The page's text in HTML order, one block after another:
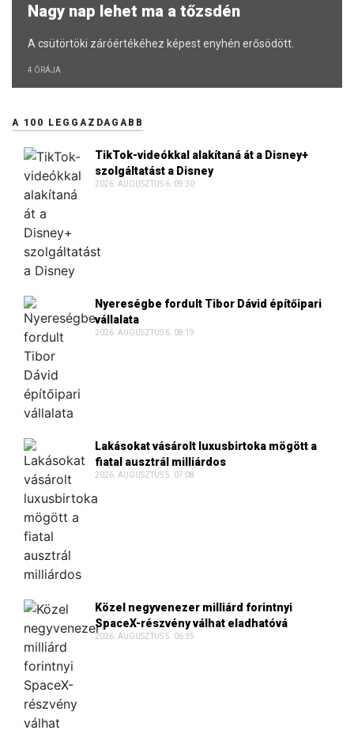
Nagy nap lehet ma a tőzsdén
A csütörtöki záróértékéhez képest enyhén erősödött.
4 ÓRÁJA
A 100 LEGGAZDAGABB
TikTok-videókkal alakítaná át a Disney+
szolgáltatást a Disney
2026. AUGUSZTUS 6. 09:30
Nyereségbe fordult Tibor Dávid építőipari
vállalata
2026. AUGUSZTUS 6. 08:19
Lakásokat vásárolt luxusbirtoka mögött a
fiatal ausztrál milliárdos
2026. AUGUSZTUS 5. 07:08
Közel negyvenezer milliárd forintnyi
SpaceX-részvény válhat eladhatóvá
2026. AUGUSZTUS 5. 06:35